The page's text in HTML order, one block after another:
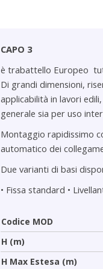
CAPO 3
è trabattello Europeo
Di grandi dimensioni,
applicabilità in lavori
generale sia per uso
Montaggio rapidissimo
automatico dei
Due varianti di basi
• Fissa standard •
Codice MOD
H (m)
H Max Estesa (m)